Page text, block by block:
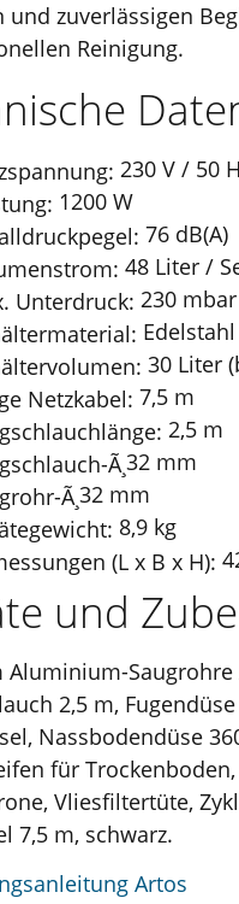
und zuverlässigen
Reinigung.
230 V / 50
1200 W
76 dB(A)
48 Liter /
Unterdruck: 230 mbar
Edelstahl
30 Liter
Netzkabel: 7,5 m
2,5 m
Ã¸32 mm
Ã¸32 mm
8,9 kg
(L x B x H):
und
Aluminium-Saugrohre
2,5 m,
Nassbodendüse
für
Vliesfiltertüte,
7,5 m, schwarz.
Artos